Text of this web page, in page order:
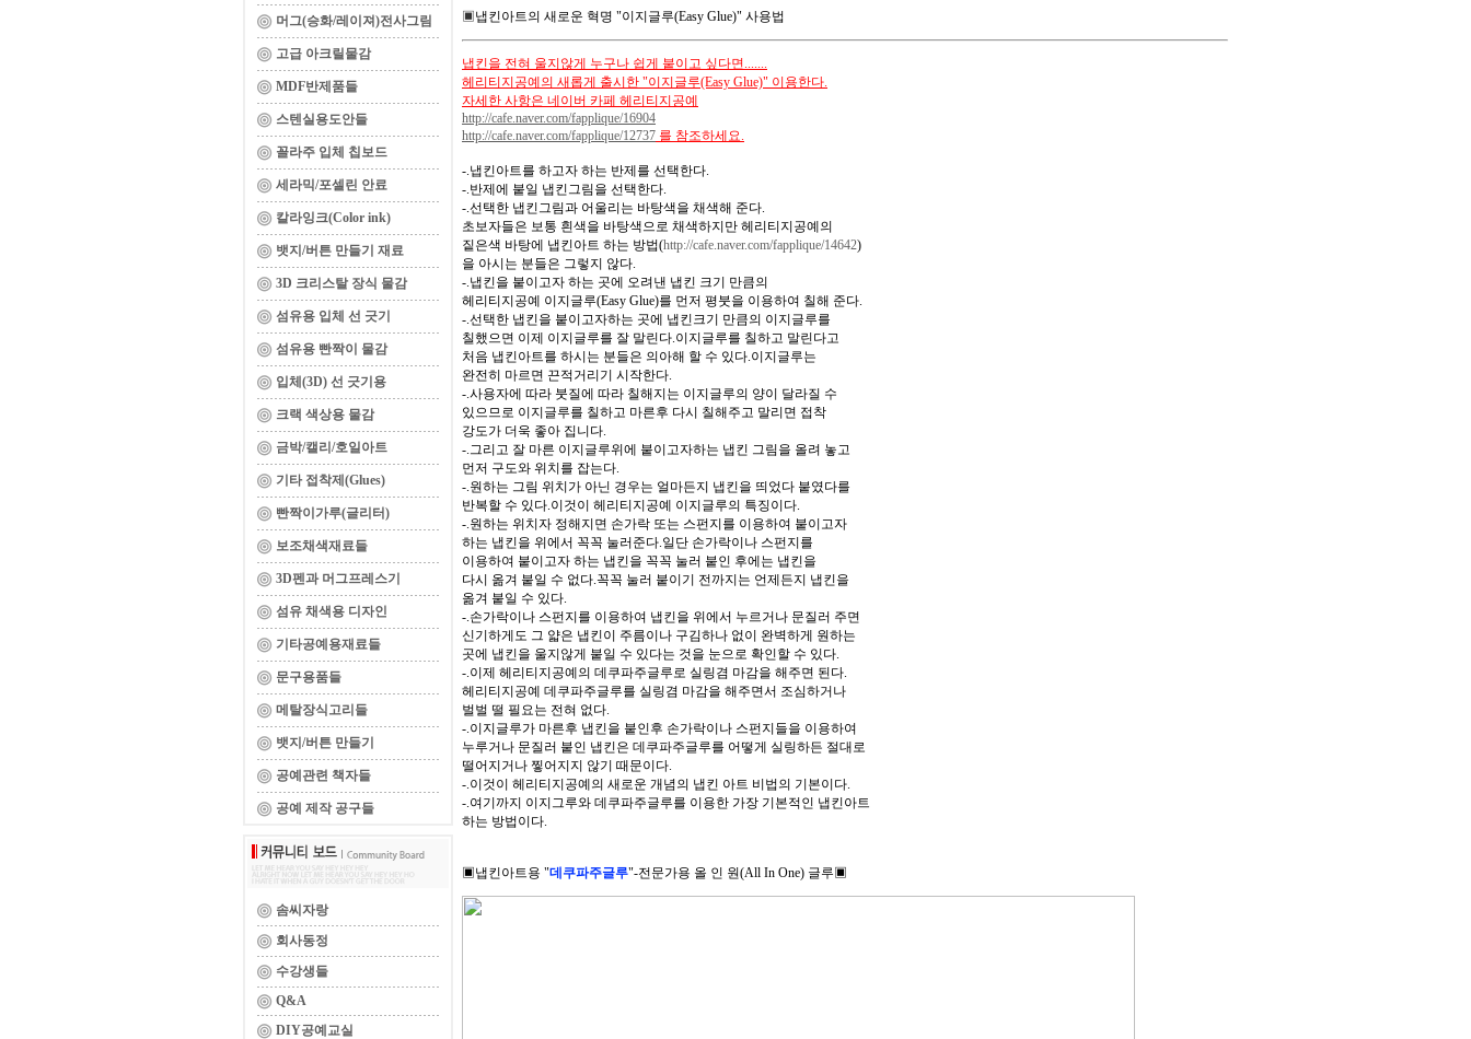
머그(승화/레이져)전사그림
고급 아크릴물감
MDF반제품들
스텐실용도안들
꼴라주 입체 칩보드
세라믹/포셀린 안료
칼라잉크(Color ink)
뱃지/버튼 만들기 재료
3D 크리스탈 장식 물감
섬유용 입체 선 긋기
섬유용 빤짝이 물감
입체(3D) 선 긋기용
크랙 색상용 물감
금박/캘리/호일아트
기타 접착제(Glues)
빤짝이가루(글리터)
보조채색재료들
3D펜과 머그프레스기
섬유 채색용 디자인
기타공예용재료들
문구용품들
메탈장식고리들
뱃지/버튼 만들기
공예관련 책자들
공예 제작 공구들
솜씨자랑
회사동정
수강생들
Q&A
DIY공예교실
▣ 냅킨아트의 새로운 혁명 "이지글루(Easy Glue)" 사용법
냅킨을 전혀 울지않게 누구나 쉽게 붙이고 싶다면.......
헤리티지공예의 새롭게 출시한 "이지글루(Easy Glue)" 이용한다.
자세한 사항은 네이버 카페 헤리티지공예
http://cafe.naver.com/fapplique/16904
http://cafe.naver.com/fapplique/12737 를 참조하세요.
-.냅킨아트를 하고자 하는 반제를 선택한다.
-.반제에 붙일 냅킨그림을 선택한다.
-.선택한 냅킨그림과 어울리는 바탕색을 채색해 준다.
초보자들은 보통 흰색을 바탕색으로 채색하지만 헤리티지공예의
짙은색 바탕에 냅킨아트 하는 방법(http://cafe.naver.com/fapplique/14642)
을 아시는 분들은 그렇지 않다.
-.냅킨을 붙이고자 하는 곳에 오려낸 냅킨 크기 만큼의
헤리티지공예 이지글루(Easy Glue)를 먼저 평붓을 이용하여 칠해 준다.
-.선택한 냅킨을 붙이고자하는 곳에 냅킨크기 만큼의 이지글루를
칠했으면 이제 이지글루를 잘 말린다.이지글루를 칠하고 말린다고
처음 냅킨아트를 하시는 분들은 의아해 할 수 있다.이지글루는
완전히 마르면 끈적거리기 시작한다.
-.사용자에 따라 붓질에 따라 칠해지는 이지글루의 양이 달라질 수
있으므로 이지글루를 칠하고 마른후 다시 칠해주고 말리면 접착
강도가 더욱 좋아 집니다.
-.그리고 잘 마른 이지글루위에 붙이고자하는 냅킨 그림을 올려 놓고
먼저 구도와 위치를 잡는다.
-.원하는 그림 위치가 아닌 경우는 얼마든지 냅킨을 띄었다 붙였다를
반복할 수 있다.이것이 헤리티지공예 이지글루의 특징이다.
-.원하는 위치자 정해지면 손가락 또는 스펀지를 이용하여 붙이고자
하는 냅킨을 위에서 꼭꼭 눌러준다.일단 손가락이나 스펀지를
이용하여 붙이고자 하는 냅킨을 꼭꼭 눌러 붙인 후에는 냅킨을
다시 옮겨 붙일 수 없다.꼭꼭 눌러 붙이기 전까지는 언제든지 냅킨을
옮겨 붙일 수 있다.
-.손가락이나 스펀지를 이용하여 냅킨을 위에서 누르거나 문질러 주면
신기하게도 그 얇은 냅킨이 주름이나 구김하나 없이 완벽하게 원하는
곳에 냅킨을 울지않게 붙일 수 있다는 것을 눈으로 확인할 수 있다.
-.이제 헤리티지공예의 데쿠파주글루로 실링겸 마감을 해주면 된다.
헤리티지공예 데쿠파주글루를 실링겸 마감을 해주면서 조심하거나
벌벌 떨 필요는 전혀 없다.
-.이지글루가 마른후 냅킨을 붙인후 손가락이나 스펀지들을 이용하여
누루거나 문질러 붙인 냅킨은 데쿠파주글루를 어떻게 실링하든 절대로
떨어지거나 찧어지지 않기 때문이다.
-.이것이 헤리티지공예의 새로운 개념의 냅킨 아트 비법의 기본이다.
-.여기까지 이지그루와 데쿠파주글루를 이용한 가장 기본적인 냅킨아트
하는 방법이다.
▣냅킨아트용 "데쿠파주글루"-전문가용 올 인 원(All In One) 글루▣